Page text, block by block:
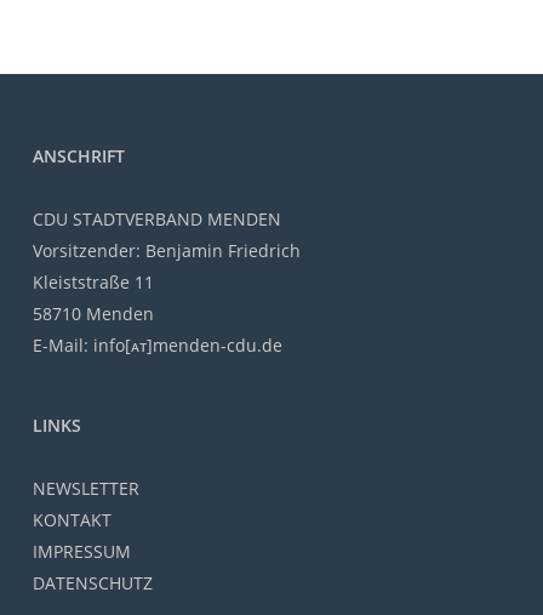
ANSCHRIFT
CDU STADTVERBAND MENDEN
Vorsitzender: Benjamin Friedrich
Kleiststraße 11
58710 Menden
E-Mail: info[ᴀᴛ]menden-cdu.de
LINKS
NEWSLETTER
KONTAKT
IMPRESSUM
DATENSCHUTZ